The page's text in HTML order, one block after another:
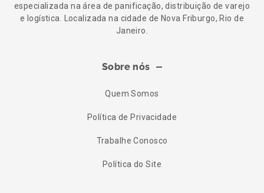
especializada na área de panificação, distribuição de varejo
e logística. Localizada na cidade de Nova Friburgo, Rio de
Janeiro.
Sobre nós
Quem Somos
Política de Privacidade
Trabalhe Conosco
Política do Site